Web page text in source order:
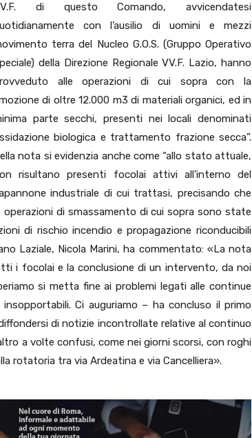
di questo Comando, avvicendatesi
con l’ausilio di uomini e mezzi
terra del Nucleo G.O.S. (Gruppo Operativo
della Direzione Regionale VV.F. Lazio, hanno
alle operazioni di cui sopra con la
di oltre 12.000 m3 di materiali organici, ed in
parte secchi, presenti nei locali denominati
biologica e trattamento frazione secca”.
nota si evidenzia anche come “allo stato attuale,
risultano presenti focolai attivi all’interno del
industriale di cui trattasi, precisando che
operazioni di smassamento di cui sopra sono state
di rischio incendio e propagazione riconducibili
Laziale, Nicola Marini, ha commentato: «La nota
i focolai e la conclusione di un intervento, da noi
si metta fine ai problemi legati alle continue
Ci auguriamo – ha concluso il primo
di notizie incontrollate relative al continuo
a volte confusi, come nei giorni scorsi, con roghi
rotatoria tra via Ardeatina e via Cancelliera».